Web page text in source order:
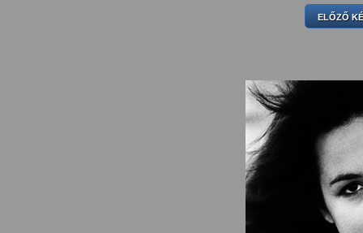
ELŐZŐ